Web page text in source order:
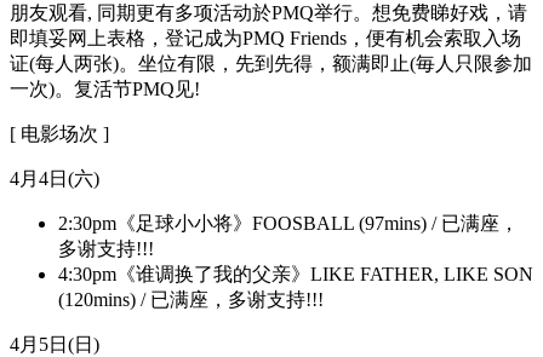
朋友观看, 同期更有多项活动於PMQ举行。想免费睇好戏，请
即填妥网上表格，登记成为PMQ Friends，便有机会索取入场
证(每人两张)。坐位有限，先到先得，额满即止(毎人只限参加
一次)。复活节PMQ见!
[ 电影场次 ]
4月4日(六)
2:30pm《足球小小将》FOOSBALL (97mins) / 已满座，
多谢支持!!!
4:30pm《谁调换了我的父亲》LIKE FATHER, LIKE SON
(120mins) / 已满座，多谢支持!!!
4月5日(日)